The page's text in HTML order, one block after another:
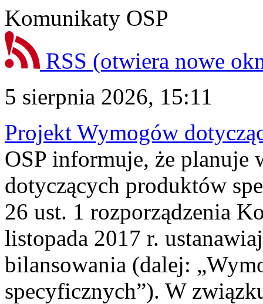
Komunikaty OSP
RSS (otwiera nowe
5 sierpnia 2026, 15:11
Projekt Wymogów
OSP informuje, że planuje
dotyczących produktów
26 ust. 1 rozporządzenia
listopada 2017 r.
bilansowania (dalej:
specyficznych”). W